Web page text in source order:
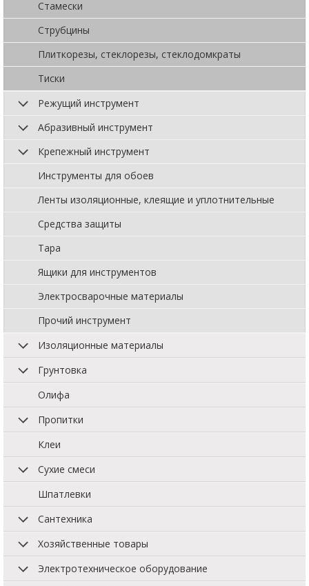
Стамески
Струбцины
Плиткорезы, стеклорезы, стеклодомкраты
Тиски
Режущий инструмент
Абразивный инструмент
Крепежный инструмент
Инструменты для обоев
Ленты изоляционные, клеящие и уплотнительные
Средства защиты
Тара
Ящики для инструментов
Электросварочные материалы
Прочий инструмент
Изоляционные материалы
Грунтовка
Олифа
Пропитки
Клеи
Сухие смеси
Шпатлевки
Сантехника
Хозяйственные товары
Электротехническое оборудование